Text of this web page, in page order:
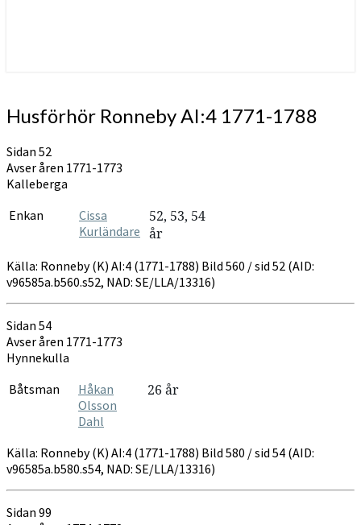
Husförhör
Ronneby
1771-
1788
Husförhör Ronneby AI:4 1771-1788
Sidan 52
Avser åren 1771-1773
Kalleberga
Enkan
Cissa
Kurländare
52, 53, 54
år
Källa: Ronneby (K) AI:4 (1771-1788) Bild 560 / sid 52 (AID:
v96585a.b560.s52, NAD: SE/LLA/13316)
Sidan 54
Avser åren 1771-1773
Hynnekulla
Båtsman
Håkan
Olsson
Dahl
26 år
Källa: Ronneby (K) AI:4 (1771-1788) Bild 580 / sid 54 (AID:
v96585a.b580.s54, NAD: SE/LLA/13316)
Sidan 99